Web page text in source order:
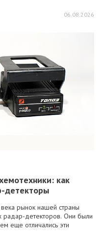
06.08.2026
как
детекторы
рынок нашей страны
радар-детекторов. Они были
еще отличались эти